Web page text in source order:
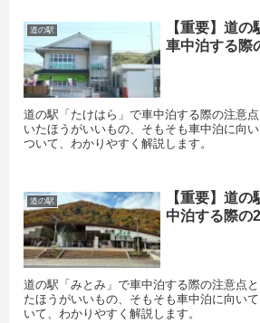
道の駅
【重要】道
車中泊する際
道の駅「たけはら」で車中泊する際の注意
いたほうがいいもの、そもそも車中泊に向
ついて、わかりやすく解説します。
道の駅
【重要】道
中泊する際の
道の駅「みとみ」で車中泊する際の注意点
たほうがいいもの、そもそも車中泊に向い
いて、わかりやすく解説します。